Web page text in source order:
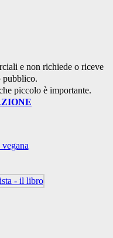
e non richiede o riceve
pubblico.
piccolo è importante.